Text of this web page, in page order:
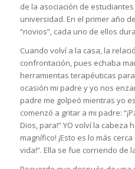
de la asociación de estudiantes
universidad. En el primer año
“novios”, cada uno de ellos
Cuando volví a la casa, la
confrontación, pues echaba
herramientas terapéuticas
ocasión mi padre y yo nos
padre me golpeó mientras yo
comenzó a gritar a mi padre:
Dios, para!” YO volví la cabeza
magnífico! ¡Esto es lo más
vida!”. Ella se fue corriendo de